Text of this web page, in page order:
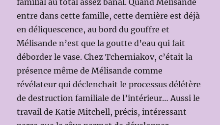
familial au total assez banal. Quand Mélisande
entre dans cette famille, cette dernière est déjà
en déliquescence, au bord du gouffre et
Mélisande n’est que la goutte d’eau qui fait
déborder le vase. Chez Tcherniakov, c’était la
présence même de Mélisande comme
révélateur qui déclenchait le processus délétère
de destruction familiale de l’intérieur… Aussi le
travail de Katie Mitchell, précis, intéressant